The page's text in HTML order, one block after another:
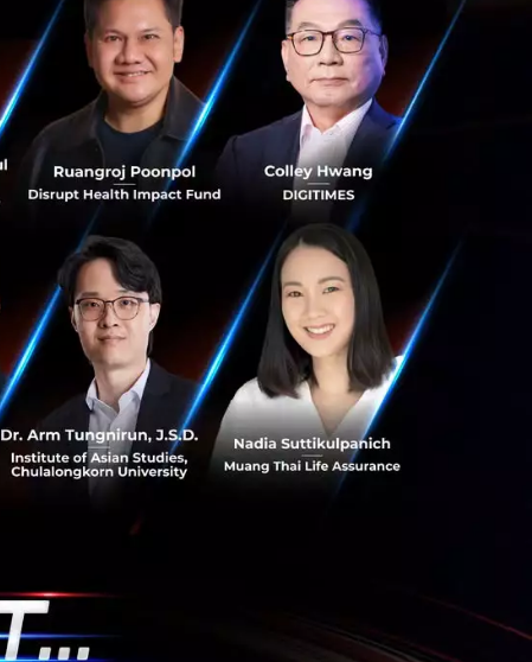
ไปสู่รูปแบบดิจิทัล
กรมบัญชีออนไลน์
ถึงข้อมูลได้จาก
ากมายเกี่ยวกับ
และระบบเองอาจ